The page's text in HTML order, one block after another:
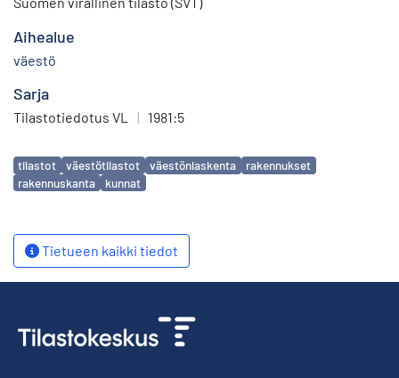
Aihealue
väestö
Sarja
Tilastotiedotus VL | 1981:5
Avainsanat
tilastot väestötilastot väestönlaskenta
rakennukset
rakennuskanta
kunnat
Tietueen kaikki tiedot